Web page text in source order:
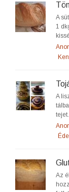
A
1
A
Az